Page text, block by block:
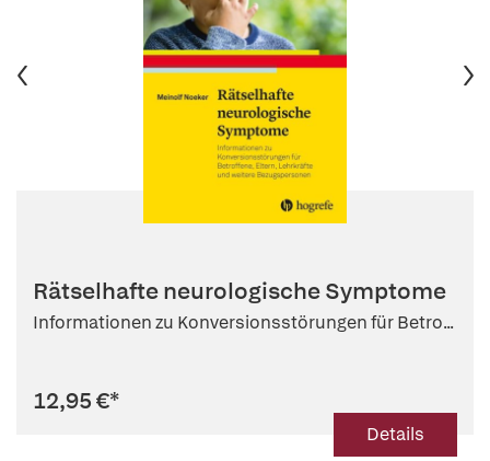
Rätselhafte neurologische Symptome
Informationen zu Konversionsstörungen für Betro...
12,95 €*
Details